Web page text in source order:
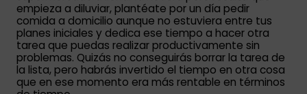
empieza a diluviar, plantéate por un día pedir
comida a domicilio aunque no estuviera entre tus
planes iniciales y dedica ese tiempo a hacer otra
tarea que puedas realizar productivamente sin
problemas. Quizás no conseguirás borrar la tarea de
la lista, pero habrás invertido el tiempo en otra cosa
que en ese momento era más rentable en términos